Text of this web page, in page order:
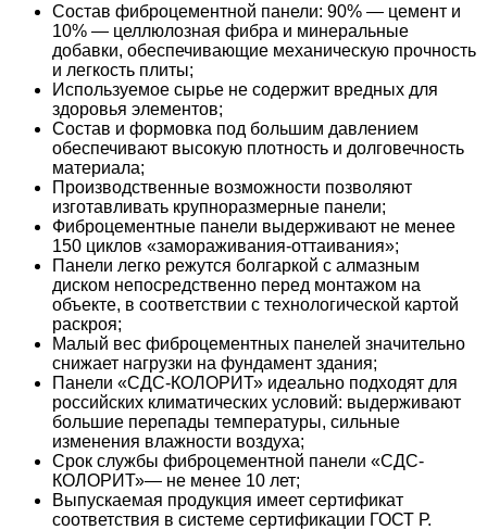
Состав фиброцементной панели: 90% — цемент и
10% — целлюлозная фибра и минеральные
добавки, обеспечивающие механическую прочность
и легкость плиты;
Используемое сырье не содержит вредных для
здоровья элементов;
Состав и формовка под большим давлением
обеспечивают высокую плотность и долговечность
материала;
Производственные возможности позволяют
изготавливать крупноразмерные панели;
Фиброцементные панели выдерживают не менее
150 циклов «замораживания-оттаивания»;
Панели легко режутся болгаркой с алмазным
диском непосредственно перед монтажом на
объекте, в соответствии с технологической картой
раскроя;
Малый вес фиброцементных панелей значительно
снижает нагрузки на фундамент здания;
Панели «СДС-КОЛОРИТ» идеально подходят для
российских климатических условий: выдерживают
большие перепады температуры, сильные
изменения влажности воздуха;
Срок службы фиброцементной панели «СДС-
КОЛОРИТ»— не менее 10 лет;
Выпускаемая продукция имеет сертификат
соответствия в системе сертификации ГОСТ Р.